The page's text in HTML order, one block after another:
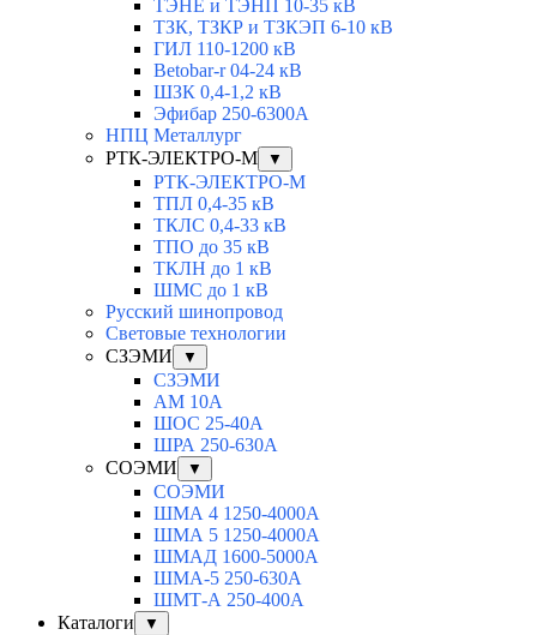
ТЭНЕ и ТЭНП 10-35 кВ
ТЗК, ТЗКР и ТЗКЭП 6-10 кВ
ГИЛ 110-1200 кВ
Betobar-r 04-24 кВ
ШЗК 0,4-1,2 кВ
Эфибар 250-6300А
НПЦ Металлург
РТК-ЭЛЕКТРО-М
▼
РТК-ЭЛЕКТРО-М
ТПЛ 0,4-35 кВ
ТКЛC 0,4-33 кВ
ТПО до 35 кВ
ТКЛН до 1 кВ
ШМС до 1 кВ
Русский шинопровод
Световые технологии
СЗЭМИ
▼
СЗЭМИ
АМ 10А
ШОС 25-40А
ШРА 250-630А
СОЭМИ
▼
СОЭМИ
ШМА 4 1250-4000А
ШМА 5 1250-4000А
ШМАД 1600-5000А
ШМА-5 250-630А
ШМТ-А 250-400А
Каталоги
▼